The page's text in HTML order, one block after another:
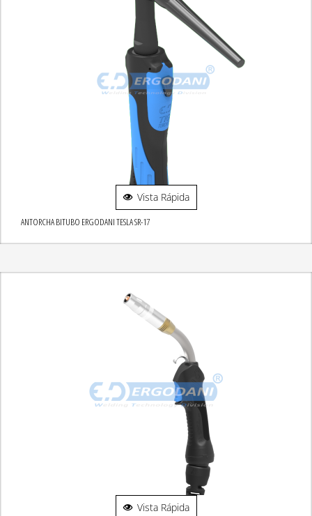
Vista Rápida
ANTORCHA BITUBO ERGODANI TESLA SR-17
Vista Rápida